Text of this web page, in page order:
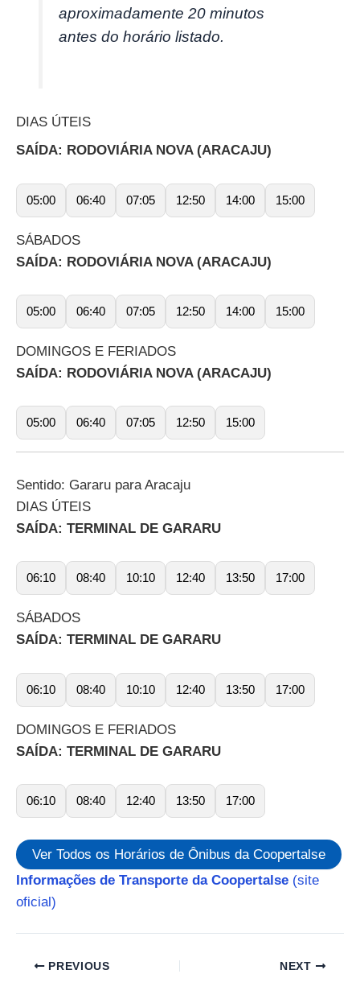
aproximadamente 20 minutos
antes do horário listado.
DIAS ÚTEIS
SAÍDA: RODOVIÁRIA NOVA (ARACAJU)
05:00 06:40 07:05 12:50 14:00 15:00
SÁBADOS
SAÍDA: RODOVIÁRIA NOVA (ARACAJU)
05:00 06:40 07:05 12:50 14:00 15:00
DOMINGOS E FERIADOS
SAÍDA: RODOVIÁRIA NOVA (ARACAJU)
05:00 06:40 07:05 12:50 15:00
Sentido: Gararu para Aracaju
DIAS ÚTEIS
SAÍDA: TERMINAL DE GARARU
06:10 08:40 10:10 12:40 13:50 17:00
SÁBADOS
SAÍDA: TERMINAL DE GARARU
06:10 08:40 10:10 12:40 13:50 17:00
DOMINGOS E FERIADOS
SAÍDA: TERMINAL DE GARARU
06:10 08:40 12:40 13:50 17:00
Ver Todos os Horários de Ônibus da Coopertalse
Informações de Transporte da Coopertalse (site
oficial)
PREVIOUS NEXT